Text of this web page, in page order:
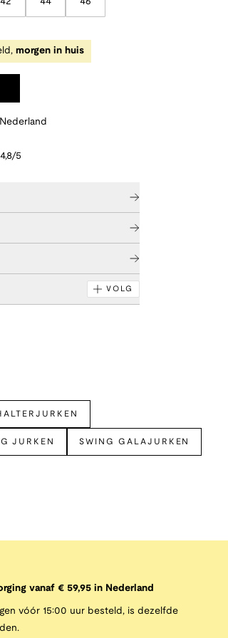
morgen in huis
5
VOLG
JURKEN SWING GALAJURKEN
vanaf € 59,95 in Nederland
vóór 15:00 uur besteld, is dezelfde